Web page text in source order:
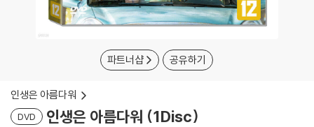
파트너샵 공유하기
인생은 아름다워
DVD 인생은 아름다워 (1Disc)